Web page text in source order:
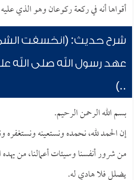
أقواها أنه في ركعة ركوعان وهو الذي
شرح حديث: (انخسفت
عهد رسول الله صلى الله
..)
بسم الله الرحمن الرحيم.
إن الحمد لله، نحمده ونستعينه ونستغفره
من شرور أنفسنا وسيئات أعمالنا، من
يضلل فلا هادي له.